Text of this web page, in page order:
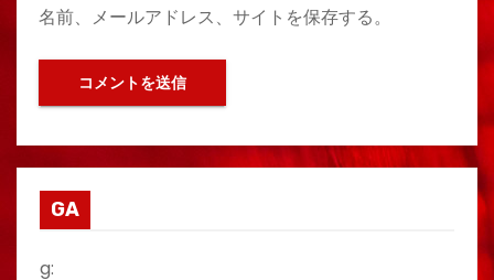
名前、メールアドレス、サイトを保存する。
GA
g: